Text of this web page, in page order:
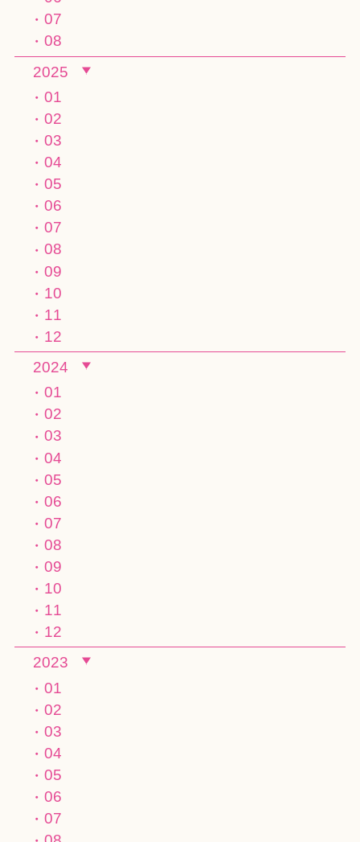
07
08
2025
01
02
03
04
05
06
07
08
09
10
11
12
2024
01
02
03
04
05
06
07
08
09
10
11
12
2023
01
02
03
04
05
06
07